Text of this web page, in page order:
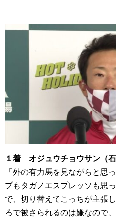
１着 オジュウチョウサン（石
「外の有力馬を見ながらと思
プもタガノエスプレッソも思
で、切り替えてこっちが主張
ろで被さられるのは嫌なので